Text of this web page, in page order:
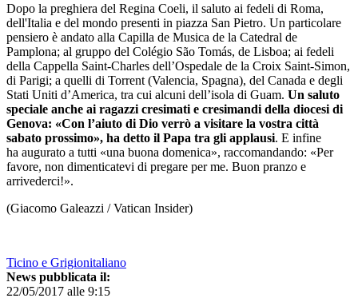
Dopo la preghiera del Regina Coeli, il saluto ai fedeli di Roma,
dell'Italia e del mondo presenti in piazza San Pietro. Un particolare
pensiero è andato alla Capilla de Musica de la Catedral de
Pamplona; al gruppo del Colégio São Tomás, de Lisboa; ai fedeli
della Cappella Saint-Charles dell’Ospedale de la Croix Saint-Simon,
di Parigi; a quelli di Torrent (Valencia, Spagna), del Canada e degli
Stati Uniti d’America, tra cui alcuni dell’isola di Guam. Un saluto
speciale anche ai ragazzi cresimati e cresimandi della diocesi di
Genova: «Con l’aiuto di Dio verrò a visitare la vostra città
sabato prossimo», ha detto il Papa tra gli applausi. E infine
ha augurato a tutti «una buona domenica», raccomandando: «Per
favore, non dimenticatevi di pregare per me. Buon pranzo e
arrivederci!».
(Giacomo Galeazzi / Vatican Insider)
Ticino e Grigionitaliano
News pubblicata il:
22/05/2017 alle 9:15